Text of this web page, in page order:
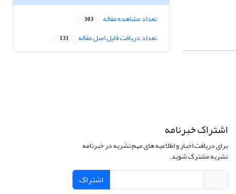
تعداد مشاهده مقاله 303
تعداد دریافت فایل اصل مقاله 131
اشتراک خبرنامه
برای دریافت اخبار و اطلاعیه های مهم نشریه در خبرنامه
نشریه مشترک شوید.
اشتراک